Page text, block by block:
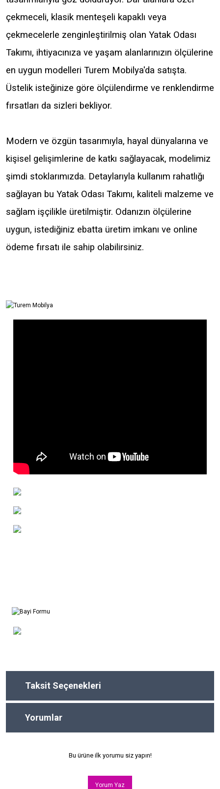
çekmeceli, klasik menteşeli kapaklı veya
çekmecelerle zenginleştirilmiş olan Yatak Odası
Takımı, ihtiyacınıza ve yaşam alanlarınızın ölçülerine
en uygun modelleri Turem Mobilya'da satışta.
Üstelik isteğinize göre ölçülendirme ve renklendirme
fırsatları da sizleri bekliyor.
Modern ve özgün tasarımıyla, hayal dünyalarına ve
kişisel gelişimlerine de katkı sağlayacak, modelimiz
şimdi stoklarımızda. Detaylarıyla kullanım rahatlığı
sağlayan bu Yatak Odası Takımı, kaliteli malzeme ve
sağlam işçilikle üretilmiştir. Odanızın ölçülerine
uygun, istediğiniz ebatta üretim imkanı ve online
ödeme fırsatı ile sahip olabilirsiniz.
Taksit Seçenekleri
Yorumlar
Bu ürüne ilk yorumu siz yapın!
Yorum Yaz